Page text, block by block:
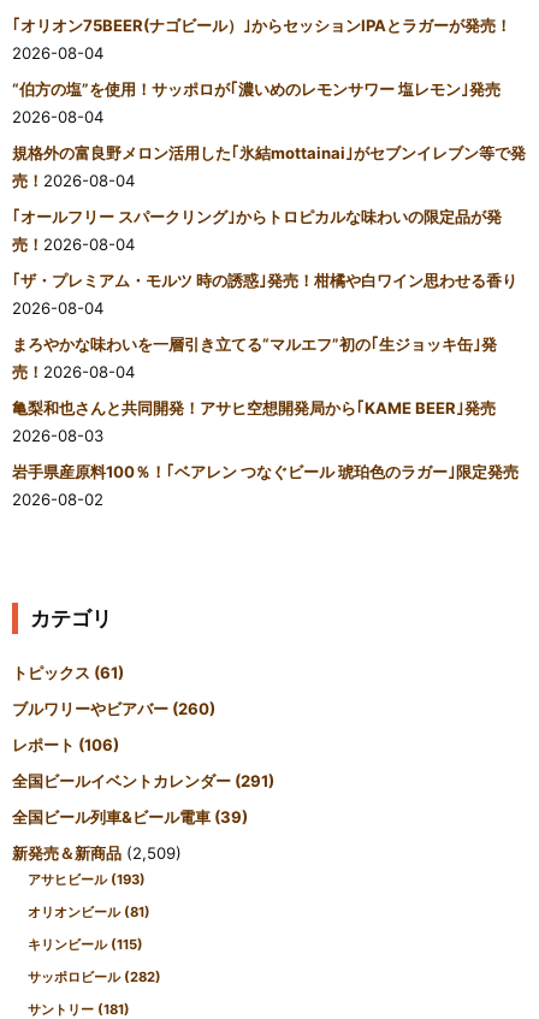
｢オリオン75BEER(ナゴビール）｣からセッションIPAとラガーが発売！
2026-08-04
“伯方の塩”を使用！サッポロが｢濃いめのレモンサワー 塩レモン｣発売
2026-08-04
規格外の富良野メロン活用した｢氷結mottainai｣がセブンイレブン等で発
売！ 2026-08-04
｢オールフリー スパークリング｣からトロピカルな味わいの限定品が発
売！ 2026-08-04
｢ザ・プレミアム・モルツ 時の誘惑｣発売！柑橘や白ワイン思わせる香り
2026-08-04
まろやかな味わいを一層引き立てる“マルエフ”初の｢生ジョッキ缶｣発
売！ 2026-08-04
亀梨和也さんと共同開発！アサヒ空想開発局から｢KAME BEER｣発売
2026-08-03
岩手県産原料100％！｢ベアレン つなぐビール 琥珀色のラガー｣限定発売
2026-08-02
カテゴリ
トピックス (61)
ブルワリーやビアバー (260)
レポート (106)
全国ビールイベントカレンダー (291)
全国ビール列車&ビール電車 (39)
新発売＆新商品 (2,509)
アサヒビール (193)
オリオンビール (81)
キリンビール (115)
サッポロビール (282)
サントリー (181)